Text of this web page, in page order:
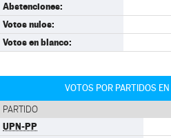
Abstenciones:
Votos nulos:
Votos en blanco:
VOTOS POR PARTIDOS
PARTIDO
UPN-PP